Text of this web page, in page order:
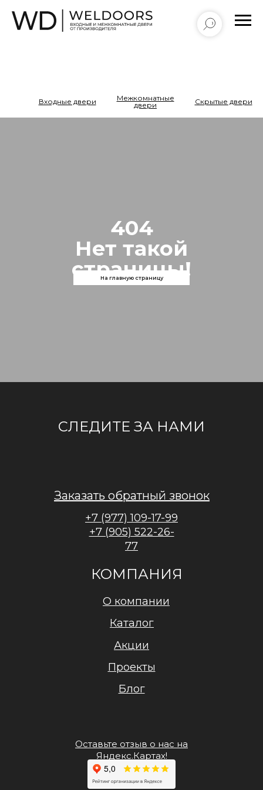
Cкрытые двери
Входные двери
Межкомнатные
двери
404
Нет такой
страницы!
На главную страницу
СЛЕДИТЕ ЗА НАМИ
КОМПАНИЯ
+7 (977) 109-17-99
+7 (905) 522-26-
77
О компании
Каталог
Акции
Оставьте отзыв о нас на
Яндекс.Картах!
Проекты
Заказать обратный звонок
Блог